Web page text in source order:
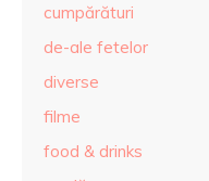
cumpărături
de-ale fetelor
diverse
filme
food & drinks